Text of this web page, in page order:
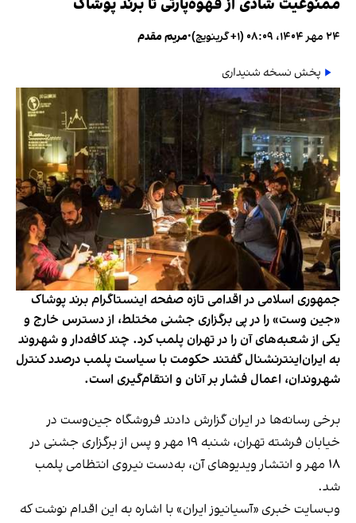
۲۴ مهر ۱۴۰۴، ۰۸:۰۹ (‎+۱ گرینویچ) •مریم مقدم
پخش نسخه شنیداری
جمهوری اسلامی در اقدامی تازه صفحه اینستاگرام برند پوشاک
«جین وست» را در پی برگزاری جشنی مختلط، از دسترس خارج و
یکی از شعبه‌های آن را در تهران پلمب کرد. چند کافه‌‌دار و شهروند
به ایران‌اینترنشنال گفتند حکومت با سیاست پلمب درصدد کنترل
شهروندان، اعمال فشار بر آنان و انتقام‌گیری است.
برخی رسانه‌ها در ایران گزارش دادند فروشگاه جین‌وست در
خیابان فرشته تهران، شنبه ۱۹ مهر و پس از برگزاری جشنی در
۱۸ مهر و انتشار ویدیوهای آن، به‌دست نیروی انتظامی پلمب
شد.
وب‌سایت خبری «آسیانیوز ایران» با اشاره به این اقدام نوشت که